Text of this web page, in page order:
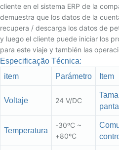
cliente en el sistema ERP de la
demuestra que los datos de la
recupera / descarga los datos de
y luego el cliente puede iniciar los
para este viaje y también las
Especificação Técnica:
item
Parámetro Item
Voltaje 24 V/DC
Temperatura
-30ºC ~
+80ºC